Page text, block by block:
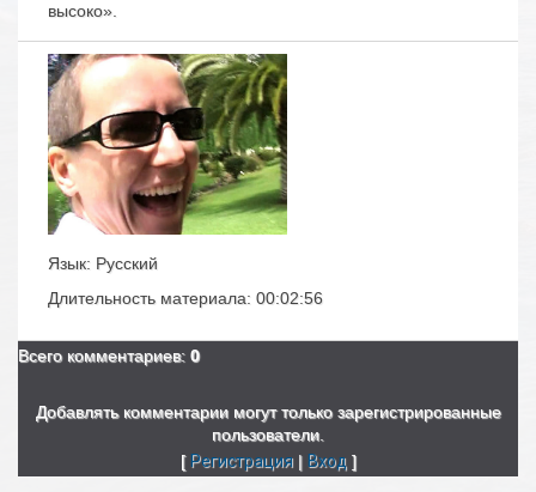
высоко».
Язык: Русский
Длительность материала: 00:02:56
Всего комментариев: 0
Добавлять комментарии могут только зарегистрированные
пользователи.
[ Регистрация| Вход ]